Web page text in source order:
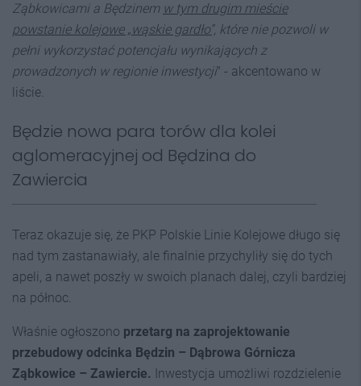
Ząbkowicami a Będzinem w tym drugim mieście
powstanie kolejowe „wąskie gardło”, które nie pozwoli w
pełni wykorzystać potencjału wynikających z
prowadzonych w regionie inwestycji" - akcentowano w
liście.
Będzie nowa para torów dla kolei
aglomeracyjnej od Będzina do
Zawiercia
Teraz okazuje się, że PKP Polskie Linie Kolejowe długo się
nad tym zastanawiały, ale finalnie przychyliły się do tych
apeli, a nawet poszły w swoich planach dalej, czyli bardziej
na północ.
Właśnie ogłoszono przetarg na zaprojektowanie
przebudowy odcinka Będzin – Dąbrowa Górnicza
Ząbkowice – Zawiercie. Inwestycja umożliwi rozdzielenie